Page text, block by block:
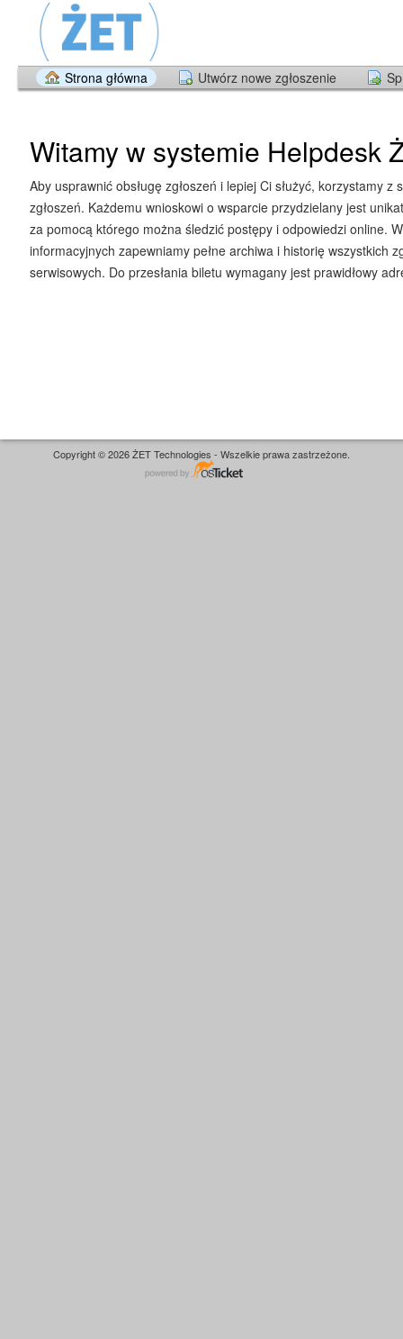
Strona główna Utwórz nowe zgłoszenie
Witamy w systemie Helpdesk
Aby usprawnić obsługę zgłoszeń i lepiej Ci służyć, korzystamy z
zgłoszeń. Każdemu wnioskowi o wsparcie przydzielany jest
za pomocą którego można śledzić postępy i odpowiedzi online.
informacyjnych zapewniamy pełne archiwa i historię wszystkich
serwisowych. Do przesłania biletu wymagany jest prawidłowy
Copyright © 2026 ŻET Technologies - Wszelkie prawa zastrzeżone.